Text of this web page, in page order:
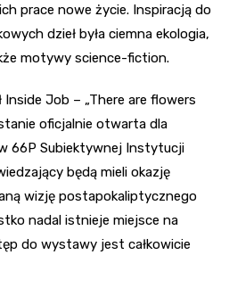
prace nowe życie. Inspiracją do
dzieł była ciemna ekologia,
motywy science-fiction.
Job – „There are flowers
oficjalnie otwarta dla
66P Subiektywnej Instytucji
będą mieli okazję
wizję postapokaliptycznego
nadal istnieje miejsce na
do wystawy jest całkowicie